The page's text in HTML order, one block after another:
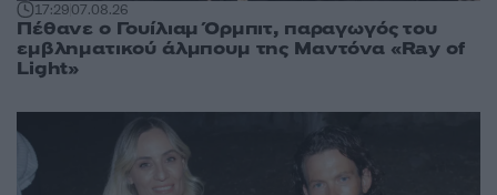
17:2907.08.26
Πέθανε ο Γουίλιαμ Όρμπιτ, παραγωγός του
εμβληματικού άλμπουμ της Μαντόνα «Ray of
Light»